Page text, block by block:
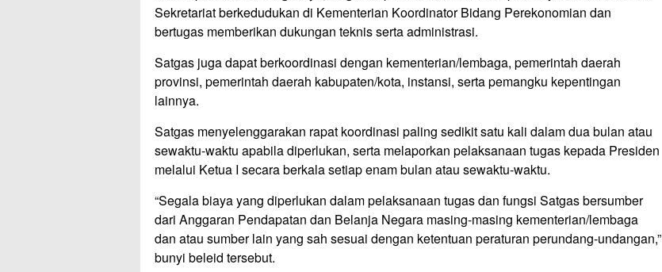
Sekretariat berkedudukan di Kementerian Koordinator Bidang Perekonomian dan
bertugas memberikan dukungan teknis serta administrasi.
Satgas juga dapat berkoordinasi dengan kementerian/lembaga, pemerintah daerah
provinsi, pemerintah daerah kabupaten/kota, instansi, serta pemangku kepentingan
lainnya.
Satgas menyelenggarakan rapat koordinasi paling sedikit satu kali dalam dua bulan atau
sewaktu-waktu apabila diperlukan, serta melaporkan pelaksanaan tugas kepada Presiden
melalui Ketua I secara berkala setiap enam bulan atau sewaktu-waktu.
“Segala biaya yang diperlukan dalam pelaksanaan tugas dan fungsi Satgas bersumber
dari Anggaran Pendapatan dan Belanja Negara masing-masing kementerian/lembaga
dan atau sumber lain yang sah sesuai dengan ketentuan peraturan perundang-undangan,”
bunyi beleid tersebut.